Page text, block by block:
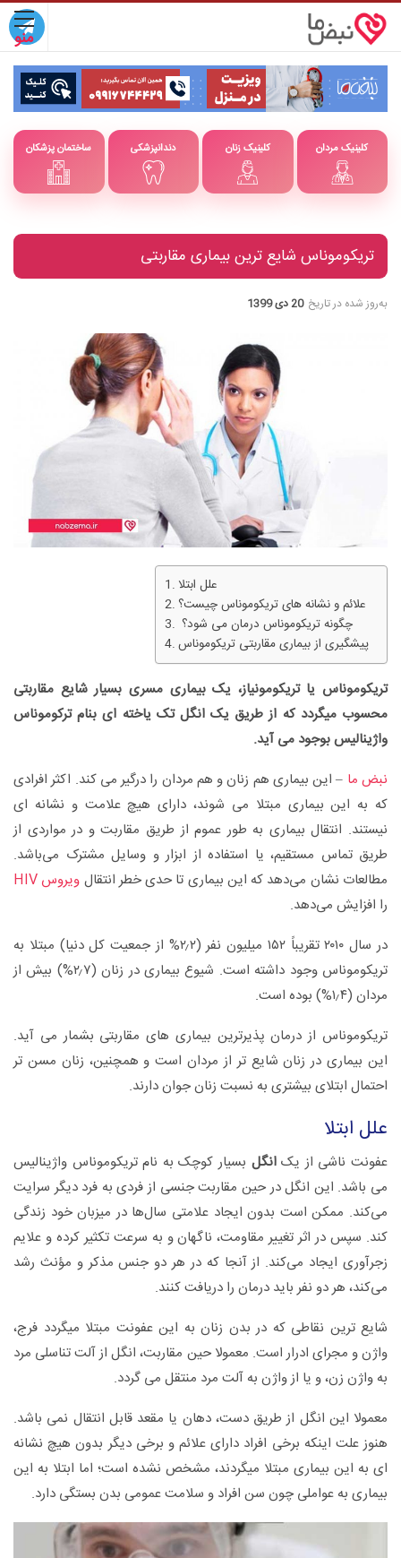
ساختمان پزشکان دندانپزشکی کلینیک زنان کلینیک مردان
تریکوموناس شایع ترین بیماری مقاربتی
به‌روز شده در تاریخ 20 دی 1399
علل‌ ابتلا
علائم و نشانه های تریکوموناس چیست؟
چگونه تریکوموناس درمان می شود؟
پیشگیری‌ از بیماری مقاربتی تریکوموناس
تریکوموناس یا تریکومونیاز، یک بیماری مسری بسیار شایع مقاربتی
محسوب میگردد که از طریق یک انگل تک یاخته ای بنام ترکوموناس
واژینالیس بوجود می آید.
نبض ما – این بیماری هم زنان و هم مردان را درگیر می کند. اکثر افرادی
که به این بیماری مبتلا می شوند، دارای هیچ علامت و نشانه ای
نیستند. انتقال بیماری به طور عموم از طریق مقاربت و در مواردی از
طریق تماس مستقیم، یا استفاده از ابزار و وسایل مشترک می‌باشد.
مطالعات نشان می‌دهد که این بیماری تا حدی خطر انتقال ویروس HIV
را افزایش می‌دهد.
در سال ۲۰۱۰ تقریباً ۱۵۲ میلیون نفر (۲٫۲% از جمعیت کل دنیا) مبتلا به
تریکوموناس وجود داشته است. شیوع بیماری در زنان (۲٫۷%) بیش از
مردان (۱٫۴%) بوده است.
تریکوموناس از درمان پذیرترین بیماری های مقاربتی بشمار می آید.
این بیماری در زنان شایع تر از مردان است و همچنین، زنان مسن تر
احتمال ابتلای بیشتری به نسبت زنان جوان دارند.
علل‌ ابتلا
عفونت‌ ناشی‌ از یک‌انگل‌ بسیار کوچک‌ به‌ نام‌ تریکوموناس‌ واژینالیس‌
می باشد. این‌ انگل‌ در حین‌ مقاربت‌ جنسی‌ از فردی‌ به‌ فرد دیگر سرایت‌
می‌کند. ممکن‌ است‌ بدون‌ ایجاد علامتی‌ سال‌ها در میزبان‌ خود زندگی‌
کند. سپس‌ در اثر تغییر مقاومت‌، ناگهان‌ و به‌ سرعت‌ تکثیر کرده‌ و علایم‌
زجرآوری‌ ایجاد می‌کند. از آنجا که‌ در هر دو جنس‌ مذکر و مؤنث‌ رشد
می‌کند، هر دو نفر باید درمان‌ را دریافت‌ کنند.
شایع ترین نقاطی که در بدن زنان به این عفونت مبتلا میگردد فرج،
واژن و مجرای ادرار است. معمولا حین مقاربت، انگل از آلت تناسلی مرد
به واژن زن، و یا از واژن به آلت مرد منتقل می گردد.
معمولا این انگل از طریق دست، دهان یا مقعد قابل انتقال نمی باشد.
هنوز علت اینکه برخی افراد دارای علائم و برخی دیگر بدون هیچ نشانه
ای به این بیماری مبتلا میگردند، مشخص نشده است؛ اما ابتلا به این
بیماری به عواملی چون سن افراد و سلامت عمومی بدن بستگی دارد.